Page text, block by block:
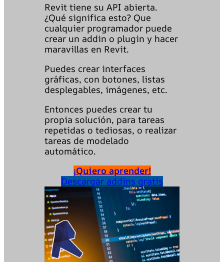
Revit tiene su API abierta.
¿Qué significa esto? Que
cualquier programador puede
crear un addin o plugin y hacer
maravillas en Revit.
Puedes crear interfaces
gráficas, con botones, listas
desplegables, imágenes, etc.
Entonces puedes crear tu
propia solución, para tareas
repetidas o tediosas, o realizar
tareas de modelado
automático.
¡Quiero aprender!
Descargar addins gratis